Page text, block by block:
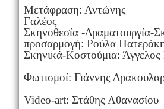
Μετάφραση: Αντώνης
Σκηνοθεσία -Δραματουργία-
προσαρμογή: Ρούλα
Σκηνικά-Κοστούμια:
Φωτισμοί: Γιάννης
Video-art: Στάθης